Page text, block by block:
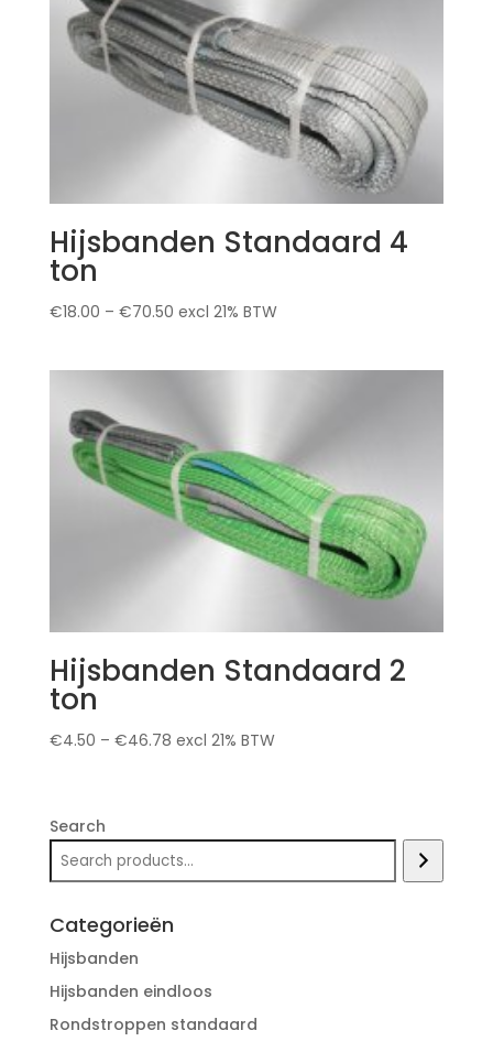
Hijsbanden Standaard 4
ton
€18.00 – €70.50 excl 21% BTW
Hijsbanden Standaard 2
ton
€4.50 – €46.78 excl 21% BTW
Search
Categorieën
Hijsbanden
Hijsbanden eindloos
Rondstroppen standaard